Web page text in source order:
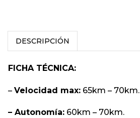
DESCRIPCIÓN
FICHA TÉCNICA:
– Velocidad max: 65km – 70km.
– Autonomía: 60km – 70km.